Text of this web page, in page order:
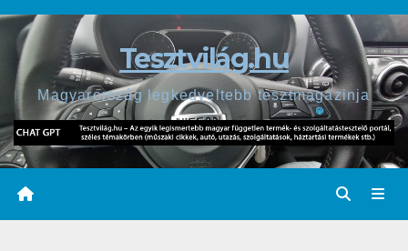
Skip
content
Tesztvilág.hu
Magyarország legkedveltebb tesztmagazinja